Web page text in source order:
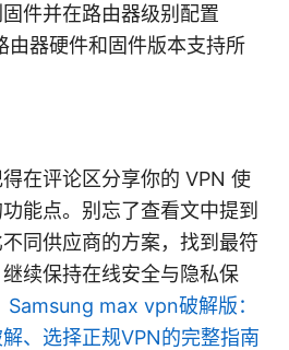
件并在路由器级别配置
由器硬件和固件版本支持所
在评论区分享你的 VPN 使
能点。别忘了查看文中提到
同供应商的方案，找到最符
续保持在线安全与隐私保
Samsung max vpn破解版：
、选择正规VPN的完整指南